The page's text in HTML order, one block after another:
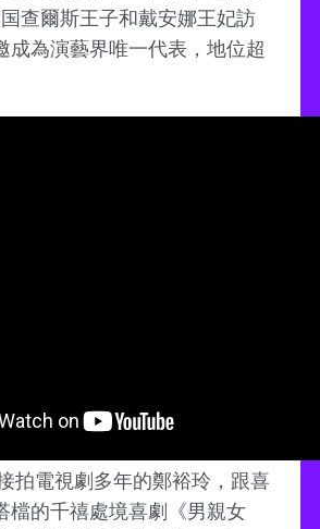
查爾斯王子和戴安娜王妃訪
成為演藝界唯一代表，地位超
拍電視劇多年的鄭裕玲，跟喜
檔的千禧處境喜劇《男親女